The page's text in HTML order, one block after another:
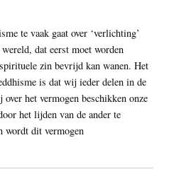
te vaak gaat over ‘verlichting’
dat eerst moet worden
zin bevrijd kan wanen. Het
is dat wij ieder delen in de
het vermogen beschikken onze
het lijden van de ander te
wordt dit vermogen